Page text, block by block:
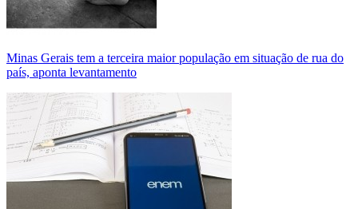
Minas Gerais tem a terceira maior população em situação de rua do
país, aponta levantamento